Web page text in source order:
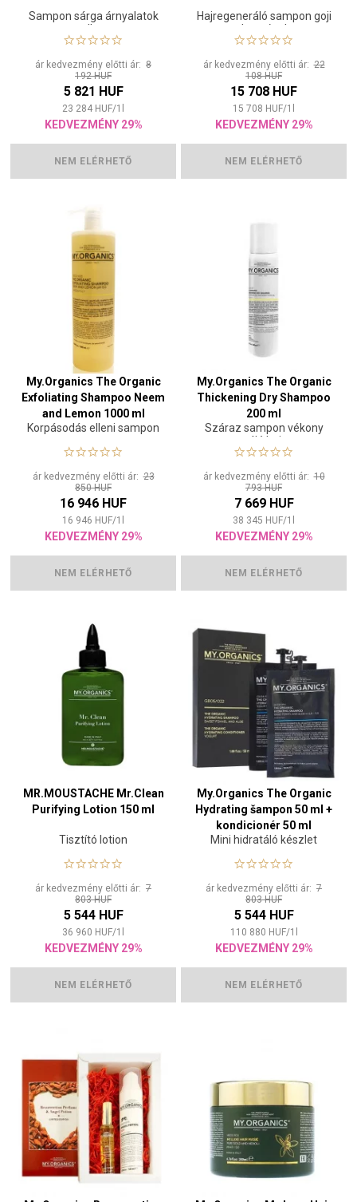
Sampon sárga árnyalatok
ellen
ár kedvezmény előtti ár: 8
192 HUF
5 821 HUF
23 284 HUF/1
KEDVEZMÉNY 29%
NEM ELÉRHETŐ
Hajregeneráló sampon goji
bogyóval
ár kedvezmény előtti ár:22
108 HUF
15 708 HUF
15 708 HUF/1
KEDVEZMÉNY 29%
NEM ELÉRHETŐ
My.Organics The Organic
Exfoliating Shampoo Neem
and Lemon 1000 ml
Korpásodás elleni sampon
ár kedvezmény előtti ár:23
850 HUF
16 946 HUF
16 946 HUF/1
KEDVEZMÉNY 29%
NEM ELÉRHETŐ
My.Organics The Organic
Thickening Dry Shampoo
200 ml
Száraz sampon vékony
szálú hajra
ár kedvezmény előtti ár:10
793 HUF
7 669 HUF
38 345 HUF/1
KEDVEZMÉNY 29%
NEM ELÉRHETŐ
MR.MOUSTACHE Mr.Clean
Purifying Lotion 150 ml
Tisztító lotion
ár kedvezmény előtti ár: 7
803 HUF
5 544 HUF
36 960 HUF/1
KEDVEZMÉNY 29%
NEM ELÉRHETŐ
My.Organics The Organic
Hydrating šampon 50 ml +
kondicionér 50 ml
Mini hidratáló készlet
ár kedvezmény előtti ár: 7
803 HUF
5 544 HUF
110 880 HUF/1
KEDVEZMÉNY 29%
NEM ELÉRHETŐ